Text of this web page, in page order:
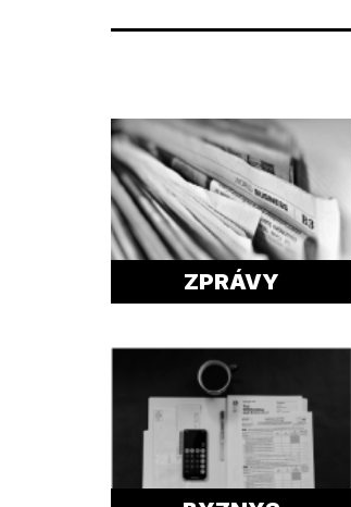
ZPRÁVY